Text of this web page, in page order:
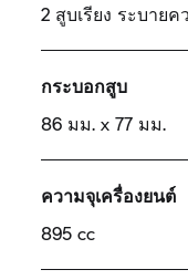
2 สูบเรียง ระบาย
กระบอกสูบ
86 มม. x 77 มม.
ความจุเครื่องยนต์
895 cc